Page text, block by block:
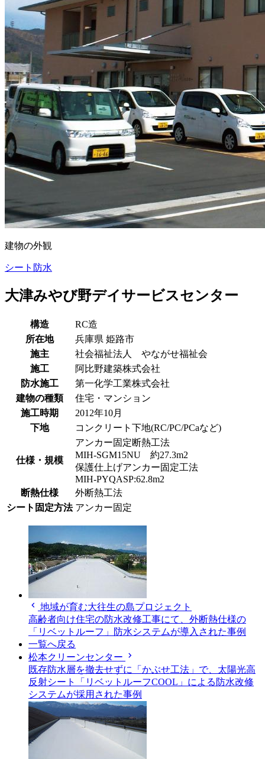
建物の外観
シート防水
大津みやび野デイサービスセンター
構造
RC造
所在地
兵庫県 姫路市
施主
社会福祉法人 やながせ福祉会
施工
阿比野建築株式会社
防水施工
第一化学工業株式会社
建物の種類
住宅・マンション
施工時期
2012年10月
下地
コンクリート下地(RC/PC/PCaなど)
仕様・規模
アンカー固定断熱工法
MIH-SGM15NU 約27.3m2
保護仕上げアンカー固定工法
MIH-PYQASP:62.8m2
断熱仕様
外断熱工法
シート固定方法 アンカー固定
chevron_left 地域が育む大往生の島プロジェクト
高齢者向け住宅の防水改修工事にて、外断熱仕様の
「リベットルーフ」防水システムが導入された事例
一覧へ戻る
松本クリーンセンター chevron_right
既存防水層を撤去せずに「かぶせ工法」で、太陽光高
反射シート「リベットルーフCOOL」による防水改修
システムが採用された事例